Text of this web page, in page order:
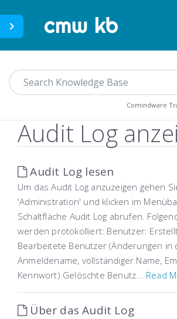
Audit Log
Audit Log lesen
Um das Audit Log anzuzeigen gehen
'Administration' und klicken im
Schaltfläche Audit Log abrufen.
werden protokolliert: Benutzer:
Bearbeitete Benutzer (Änderungen in
Anmeldename, vollständiger Name,
Kennwort) Gelöschte Benutz... Read
Über das Audit Log